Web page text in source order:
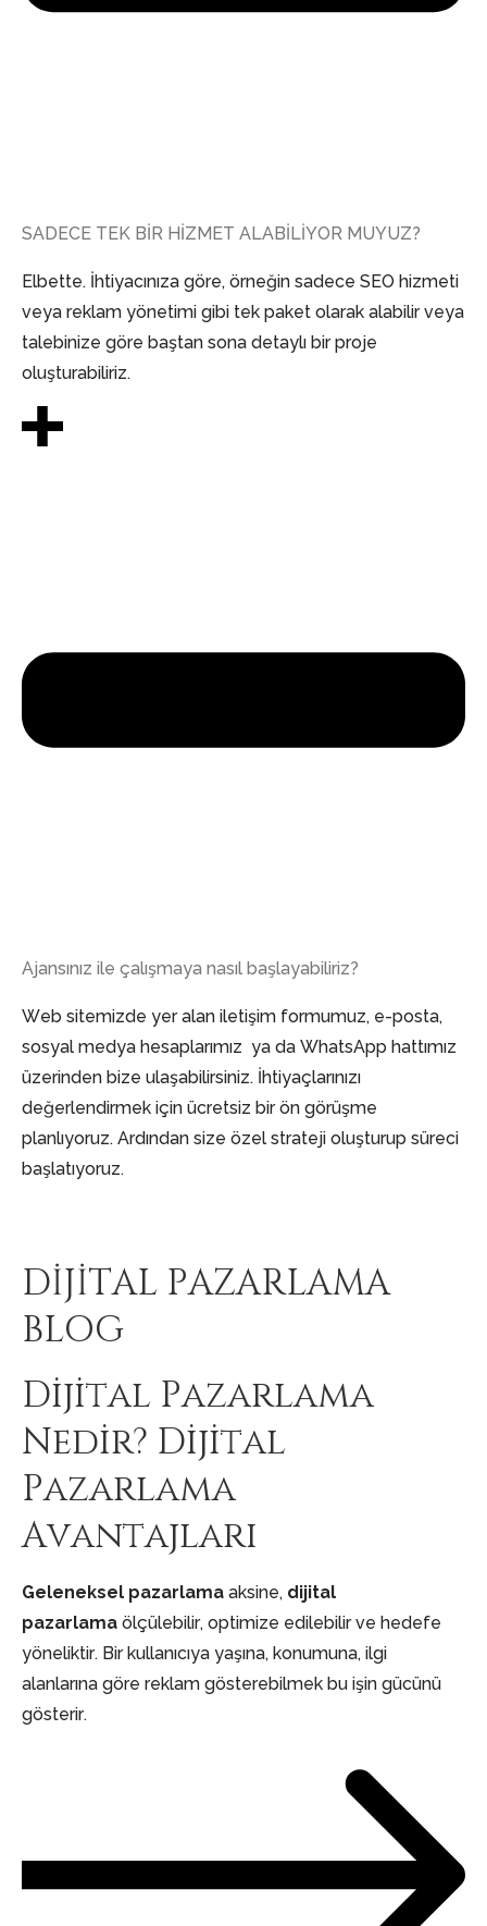
SADECE TEK BİR HİZMET ALABİLİYOR MUYUZ?
Elbette. İhtiyacınıza göre, örneğin sadece SEO hizmeti
veya reklam yönetimi gibi tek paket olarak alabilir veya
talebinize göre baştan sona detaylı bir proje
oluşturabiliriz.
Ajansınız ile çalışmaya nasıl başlayabiliriz?
Web sitemizde yer alan iletişim formumuz, e-posta,
sosyal medya hesaplarımız ya da WhatsApp hattımız
üzerinden bize ulaşabilirsiniz. İhtiyaçlarınızı
değerlendirmek için ücretsiz bir ön görüşme
planlıyoruz. Ardından size özel strateji oluşturup süreci
başlatıyoruz.
DİJİTAL PAZARLAMA
BLOG
Dijital Pazarlama
Nedir? Dijital
Pazarlama
Avantajları
Geleneksel pazarlama aksine, dijital
pazarlama ölçülebilir, optimize edilebilir ve hedefe
yöneliktir. Bir kullanıcıya yaşına, konumuna, ilgi
alanlarına göre reklam gösterebilmek bu işin gücünü
gösterir.